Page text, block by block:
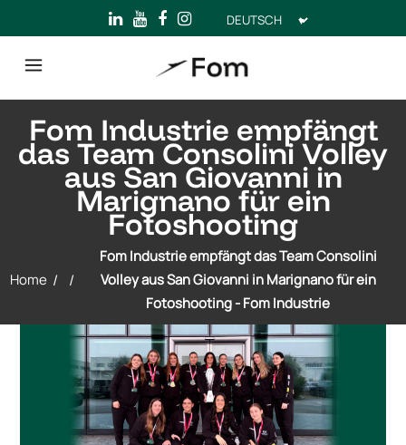
Sprache
auswählen
Fom Industrie empfängt
das Team Consolini Volley
aus San Giovanni in
Marignano für ein
Fotoshooting
Home / /
Fom Industrie empfängt das Team Consolini
Volley aus San Giovanni in Marignano für ein
Fotoshooting - Fom Industrie